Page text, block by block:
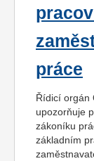
práce
Řídicí orgán
upozorňuje
zákoníku
základním